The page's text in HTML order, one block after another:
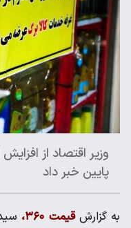
وزیر اقتصاد از
پایین خبر داد
به گزارشقیمت ۳۶۰،